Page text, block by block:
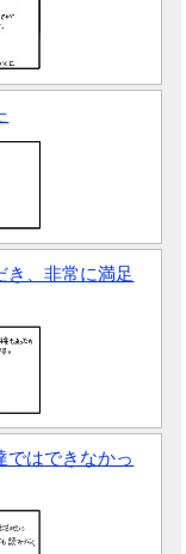
き、非常に満足
ではできなかっ